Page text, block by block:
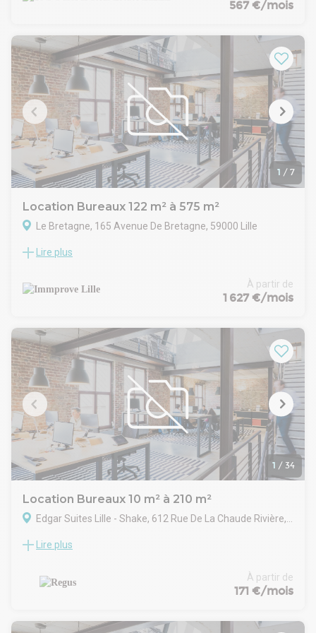
idéalement situées en plein coeur du Vieux Lille, offrant un
répondre aux besoins des entreprises favorisant ainsi un
environnement propice à la productivité et à la collaboration.
Vous profiterez d'une proximité immédiate avec une large
gamme de services et de commerces, facilitant ainsi le
quotidien de vos équipes. De plus, l'accès aux gares de Lille
est rapide et des places de parking sont disponibles, vous
garantissant ainsi une accessibilité optimale.
Ne manquez pas cette opportunité unique de vous installer
dans l'un des quartiers les plus prisés de Lille. Pour plus
d'informations ou pour organiser une visite, n'hésitez pas à
nous contacter !
Retrouvez toutes nos offres de bureaux à louer et à vendre
567 €/mois
1 / 7
Location Bureaux 122 m² à 575 m²
Le Bretagne, 165 Avenue De Bretagne, 59000 Lille
Immprove vous propose des bureaux au centre de la zone
principalement dédié au numérique. Facile d'accès par les
grands axes routiers et le métro, cet immeuble bénéficie
chaussée divisible en 2, répondant aux normes ERP, ainsi que
330 m² environ au 1er étage divisible également. Parkings
privatifs en sous-sol. Disponibilité immédiate.
Lire plus
À partir de
1 627 €/mois
1 / 34
Location Bureaux 10 m² à 210 m²
Edgar Suites Lille - Shake, 612 Rue De La Chaude Rivière, 59800 Lille
Configurez un bureau de coworking ouvert pour 59
temps que votre entreprise. RÉVOLUTIONNEZ VOTRE
MANIÈRE DE TRAVAILLER DANS LES SUPERBES LOCAUX DE
Lire plus
À partir de
171 €/mois